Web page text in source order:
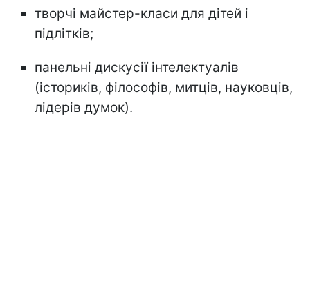
творчі майстер-класи для дітей і
підлітків;
панельні дискусії інтелектуалів
(істориків, філософів, митців, науковців,
лідерів думок).